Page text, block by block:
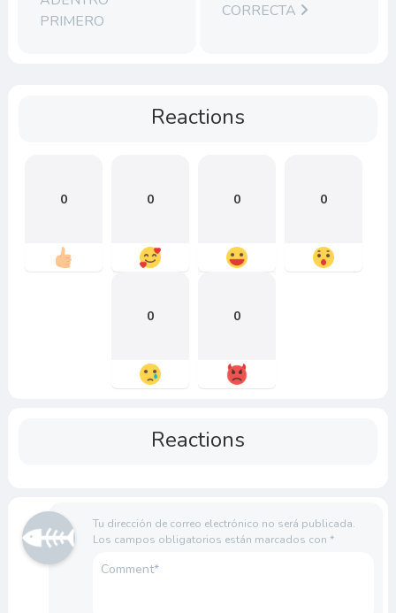
PRIMERO
CORRECTA
Reactions
0 0 0 0
0 0
Reactions
Tu dirección de correo electrónico no será publicada.
Los campos obligatorios están marcados con *